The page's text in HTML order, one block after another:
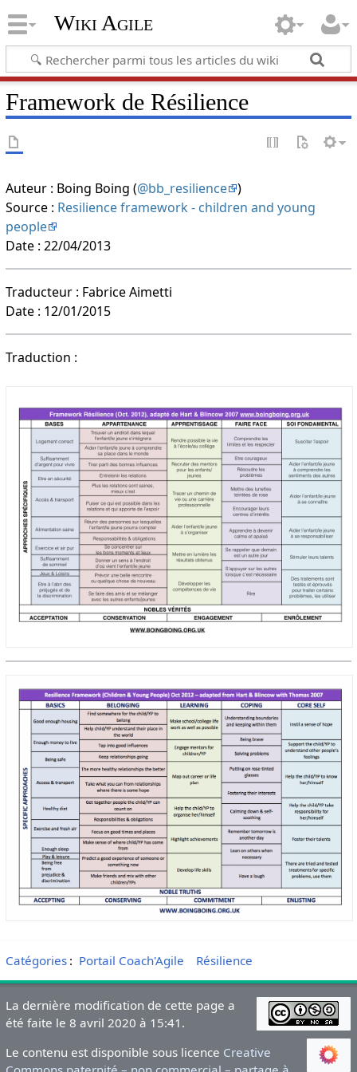
Wiki Agile
Framework de Résilience
Auteur : Boing Boing (@bb_resilience )
Source : Resilience framework - children and young
people
Date : 22/04/2013
Traducteur : Fabrice Aimetti
Date : 12/01/2015
Traduction :
Catégories: Portail Coach'Agile Résilience
La dernière modification de cette page a
été faite le 8 avril 2020 à 15:41.
Le contenu est disponible sous licence Creative